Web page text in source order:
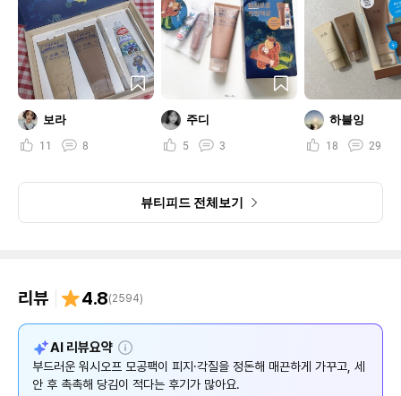
보라
11 8
주디
5 3
하블잉
18 29
뷰티피드 전체보기
리뷰 4.8(2594)
AI 리뷰요약 설
명
부드러운 워시오프 모공팩이 피지·각질을 정돈해 매끈하게 가꾸고, 세
안 후 촉촉해 당김이 적다는 후기가 많아요.